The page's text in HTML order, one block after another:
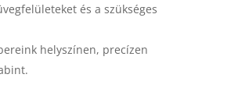
és a szükséges
helyszínen, precízen